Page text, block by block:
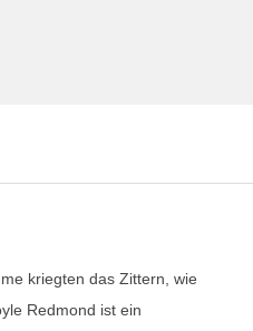
kriegten das Zittern, wie
Redmond ist ein